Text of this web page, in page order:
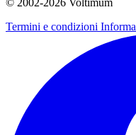
Termini e condizioni